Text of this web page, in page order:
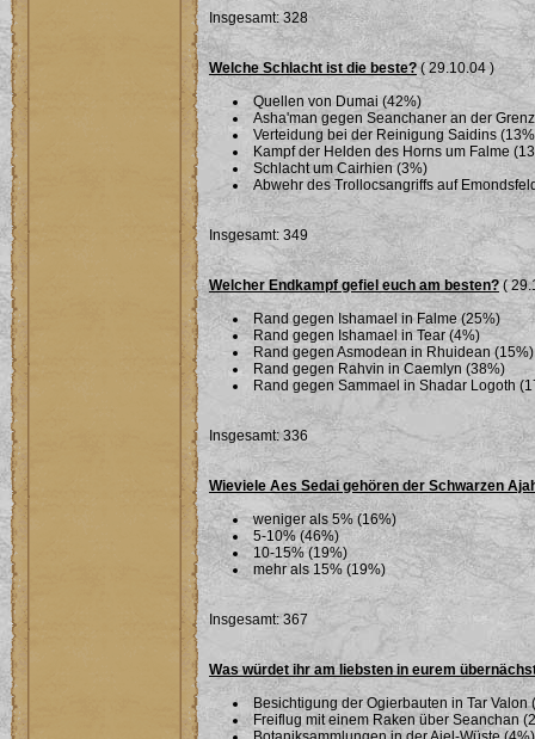
Insgesamt: 328
Welche Schlacht ist die beste?( 29.10.04 )
Quellen von Dumai (42%)
Asha'man gegen Seanchaner an der
Verteidung bei der Reinigung Saidins
Kampf der Helden des Horns um Falme
Schlacht um Cairhien (3%)
Abwehr des Trollocsangriffs auf
Insgesamt: 349
Welcher Endkampf gefiel euch am besten?(
Rand gegen Ishamael in Falme (25%)
Rand gegen Ishamael in Tear (4%)
Rand gegen Asmodean in Rhuidean (15%)
Rand gegen Rahvin in Caemlyn (38%)
Rand gegen Sammael in Shadar Logoth
Insgesamt: 336
Wieviele Aes Sedai gehören der Schwarzen
weniger als 5% (16%)
5-10% (46%)
10-15% (19%)
mehr als 15% (19%)
Insgesamt: 367
Was würdet ihr am liebsten in eurem
Besichtigung der Ogierbauten in Tar Valon
Freiflug mit einem Raken über Seanchan